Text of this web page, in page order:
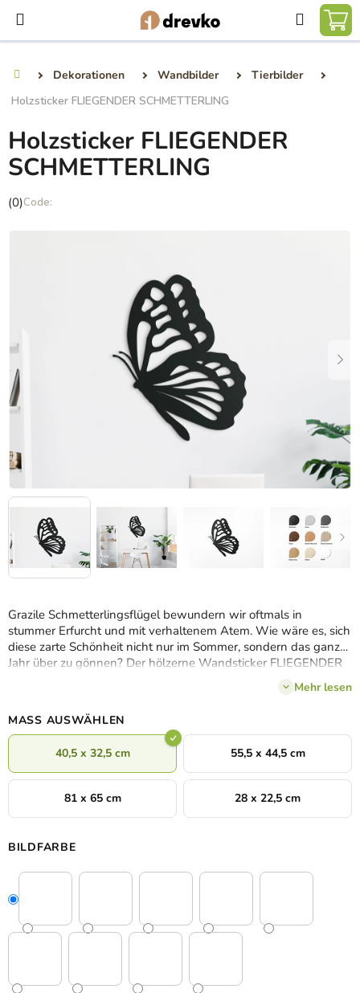
Inhalt
springen
Suchen
Dekorationen Wandbilder
Tierbilder
Holzsticker FLIEGENDER SCHMETTERLING
Grazile Schmetterlingsflügel bewundern wir oftmals in
stummer Erfurcht und mit verhaltenem Atem. Wie wäre es, sich
diese zarte Schönheit nicht nur im Sommer, sondern das ganze
Jahr über zu gönnen? Der hölzerne Wandsticker FLIEGENDER
an die Wand im
Schlafzimmer, im Vorsaal, im Wohnzimmer oder im Büro .
Mehr lesen
MASS AUSWÄHLEN
40,5 x 32,5 cm 55,5 x 44,5 cm
81 x 65 cm 28 x 22,5 cm
BILDFARBE
Holzsticker FLIEGENDER
SCHMETTERLING
Die
(0)